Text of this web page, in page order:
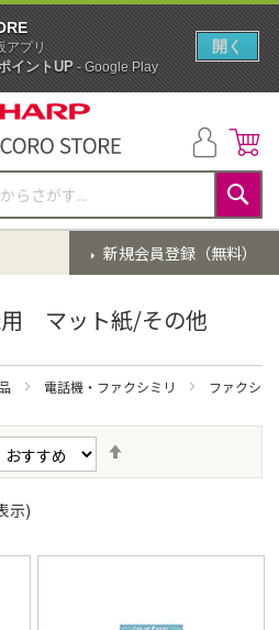
検
索
新規会員登録（無料）
用 マット紙/その他
電話機・ファクシミリ ファクシ
示)
アプリ
イントUP- Google Play
開く